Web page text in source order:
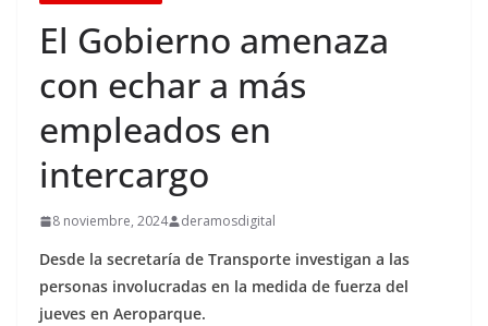
El Gobierno amenaza
con echar a más
empleados en
intercargo
8 noviembre, 2024 deramosdigital
Desde la secretaría de Transporte investigan a las
personas involucradas en la medida de fuerza del
jueves en Aeroparque.